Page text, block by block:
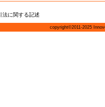
copyright©2011-2025
法に関する記述